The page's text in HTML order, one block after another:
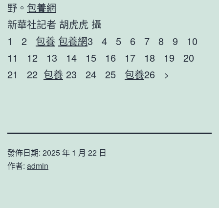
野。 包養網
新華社記者 胡虎虎 攝
1 2 包養 包養網3 4 5 6 7 8 9 10
11 12 13 14 15 16 17 18 19 20
21 22 包養 23 24 25 包養26 >
發佈日期: 2025 年 1 月 22 日
作者: admin